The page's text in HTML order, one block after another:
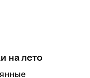
на лето